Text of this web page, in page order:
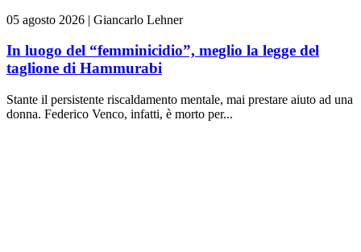
05 agosto 2026 | Giancarlo Lehner
In luogo del “femminicidio”, meglio la legge del
taglione di Hammurabi
Stante il persistente riscaldamento mentale, mai prestare aiuto ad una
donna. Federico Venco, infatti, è morto per...